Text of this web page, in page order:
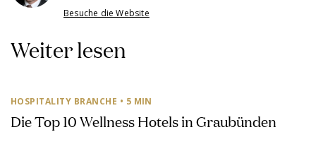
Besuche die Website
Weiter lesen
HOSPITALITY BRANCHE • 5 MIN
Die Top 10 Wellness Hotels in Graubünden